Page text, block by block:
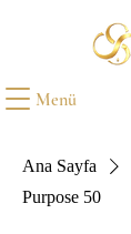
Menü
Ana Sayfa
Purpose 50